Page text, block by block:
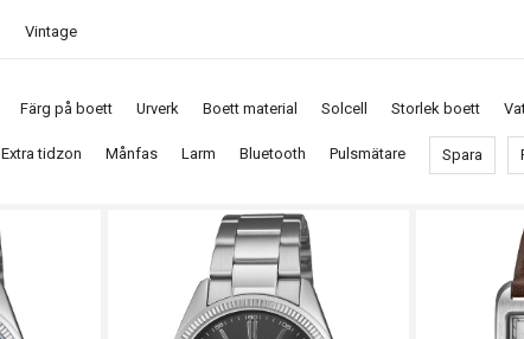
Vintage
Färg på boett Urverk Boett material Solcell Storlek boett
Extra tidzon Månfas Larm Bluetooth Pulsmätare Spara